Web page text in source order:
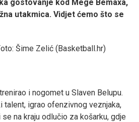
gostovanje kod Mege Bemaxa,
utakmica. Vidjet ćemo što se
Šime Zelić (Basketball.hr)
i nogomet u Slaven Belupu.
talent, igrao ofenzivnog veznjaka,
na kraju odlučio za košarku, gdje